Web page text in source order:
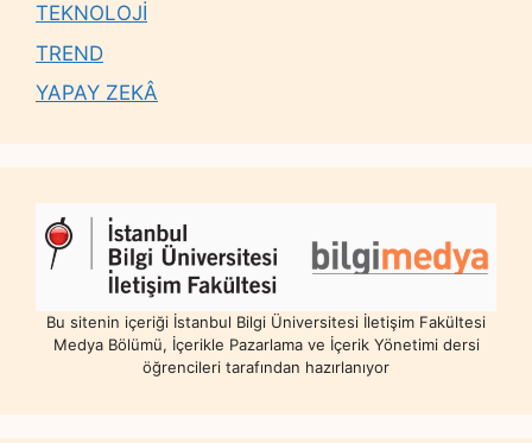
TEKNOLOJİ
TREND
YAPAY ZEKÂ
Bu sitenin içeriği İstanbul Bilgi Üniversitesi İletişim Fakültesi
Medya Bölümü, İçerikle Pazarlama ve İçerik Yönetimi dersi
öğrencileri tarafından hazırlanıyor